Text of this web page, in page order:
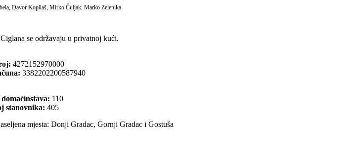
Davor Kopilaš, Mirko Čuljak, Marko Zelenika.
se održavaju u privatnoj kući.
4272152970000
3382202200587940
110
stanovnika: 405
mjesta: Donji Gradac, Gornji Gradac i Gostuša